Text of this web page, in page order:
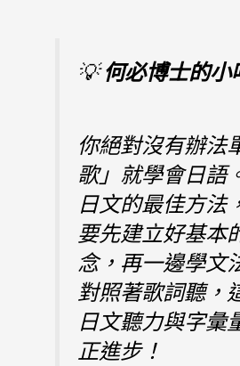
💡何必博士的小
你絕對沒有辦法
歌」就學會日語
日文的最佳方法
要先建立好基本
念，再一邊學文
對照著歌詞聽，
日文聽力與字彙
正進步！